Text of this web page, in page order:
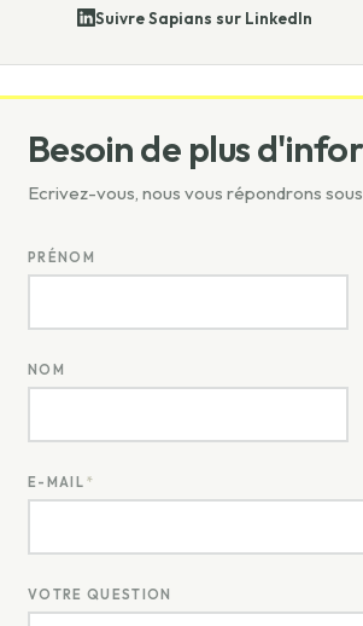
Suivre Sapians sur LinkedIn
Besoin de plus
Ecrivez-vous, nous vous répondrons
PRÉNOM
NOM
E-MAIL *
VOTRE QUESTION